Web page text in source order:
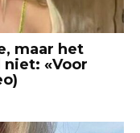
maar het
«Voor